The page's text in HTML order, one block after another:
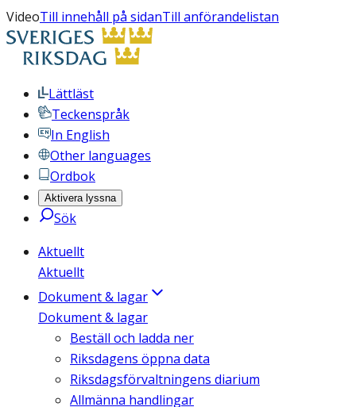
VideoTill innehåll på sidanTill anförandelistan
Lättläst
Teckenspråk
In English
Other languages
Ordbok
Aktivera lyssna
Sök
Aktuellt
Aktuellt
Dokument & lagar
Dokument & lagar
Beställ och ladda ner
Riksdagens öppna data
Riksdagsförvaltningens diarium
Allmänna handlingar